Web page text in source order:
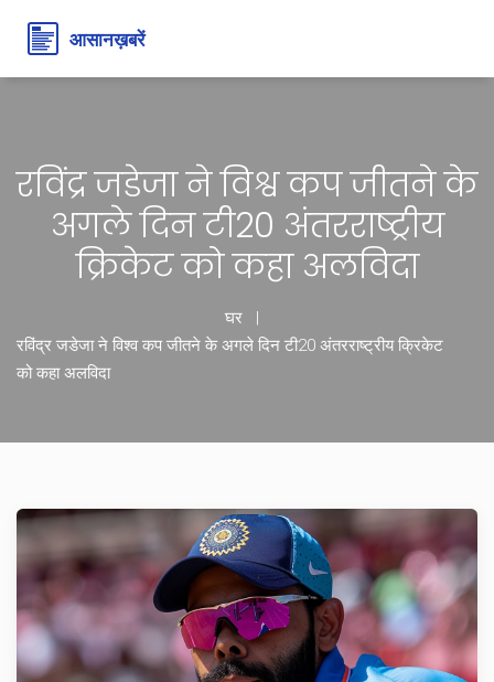
रविंद्र जडेजा ने विश्व कप जीतने के
अगले दिन टी20 अंतरराष्ट्रीय
क्रिकेट को कहा अलविदा
घर
रविंद्र जडेजा ने विश्व कप जीतने के अगले दिन टी20 अंतरराष्ट्रीय क्रिकेट
को कहा अलविदा